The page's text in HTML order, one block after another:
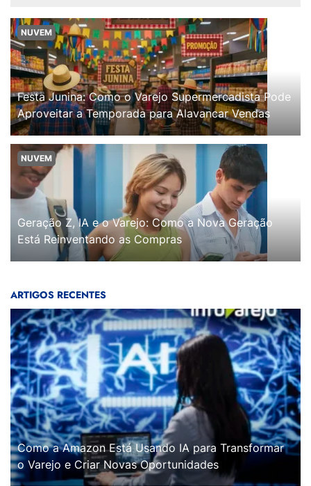
NUVEM
Festa Junina: Como o Varejo Supermercadista Pode
Aproveitar a Temporada para Alavancar Vendas
NUVEM
Geração Z, IA e o Varejo: Como a Nova Geração
Está Reinventando as Compras
ARTIGOS RECENTES
Como a Amazon Está Usando IA para Transformar
o Varejo e Criar Novas Oportunidades